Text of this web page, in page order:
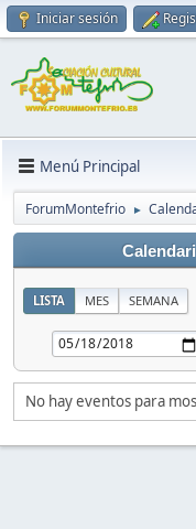
Iniciar sesión
Menú Principal
ForumMontefrio ►
LISTA MES SEMANA
No hay eventos para